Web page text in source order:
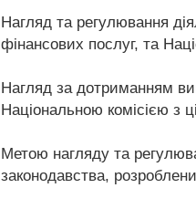
Нагляд та регулювання
фінансових послуг, та
Нагляд за дотриманням
Національною комісією з
Метою нагляду та
законодавства,